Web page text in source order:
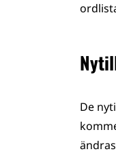
De